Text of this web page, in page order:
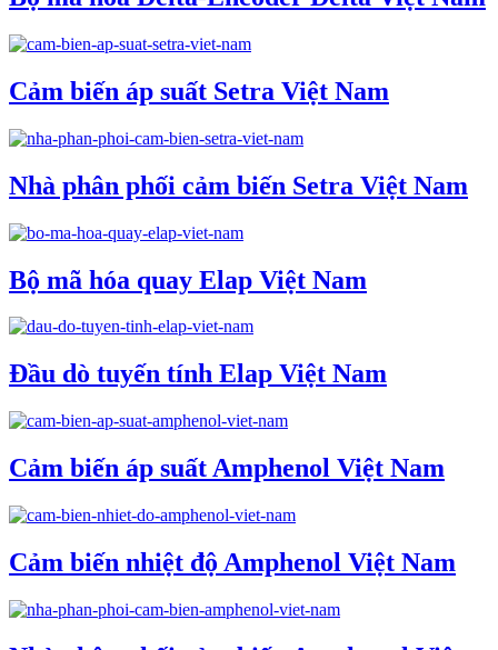
Cảm biến áp suất Setra Việt Nam
Nhà phân phối cảm biến Setra Việt Nam
Bộ mã hóa quay Elap Việt Nam
Đầu dò tuyến tính Elap Việt Nam
Cảm biến áp suất Amphenol Việt Nam
Cảm biến nhiệt độ Amphenol Việt Nam